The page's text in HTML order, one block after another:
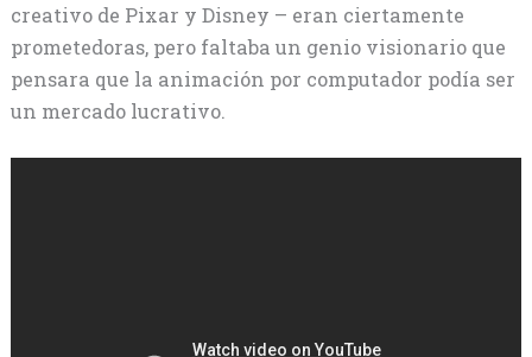
creativo de Pixar y Disney – eran ciertamente
prometedoras, pero faltaba un genio visionario que
pensara que la animación por computador podía ser
un mercado lucrativo.